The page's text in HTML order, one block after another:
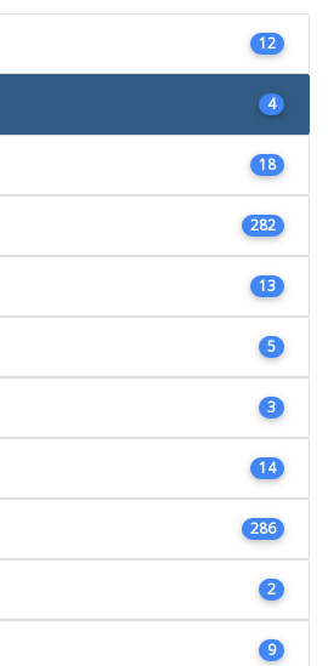
12
4
18
282
13
5
3
14
286
2
9